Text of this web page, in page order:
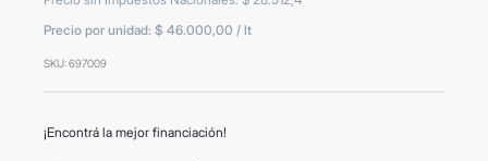
Precio por unidad: $ 46.000,00 / lt
SKU:697009
¡Encontrá la mejor financiación!
10. tom ford